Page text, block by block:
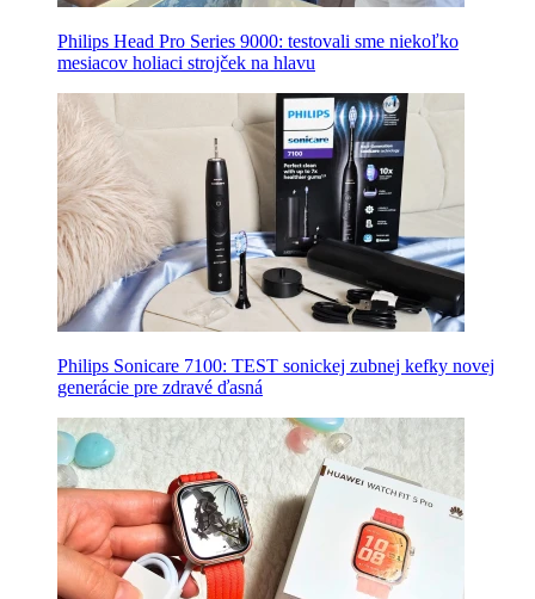
Philips Head Pro Series 9000: testovali sme niekoľko
mesiacov holiaci strojček na hlavu
Philips Sonicare 7100: TEST sonickej zubnej kefky novej
generácie pre zdravé ďasná